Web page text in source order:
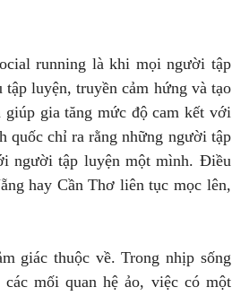
running là khi mọi người tập
tập luyện, truyền cảm hứng và tạo
gia tăng mức độ cam kết với
quốc chỉ ra rằng những người tập
người tập luyện một mình. Điều
hay Cần Thơ liên tục mọc lên,
giác thuộc về. Trong nhịp sống
mối quan hệ ảo, việc có một